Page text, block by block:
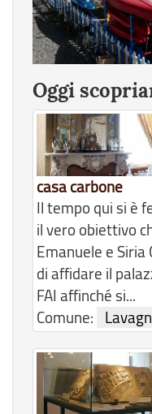
Oggi
casa carbone
Il tempo qui si è
il vero obiettivo
Emanuele e Siria
di affidare il
FAI affinché si...
Comune: